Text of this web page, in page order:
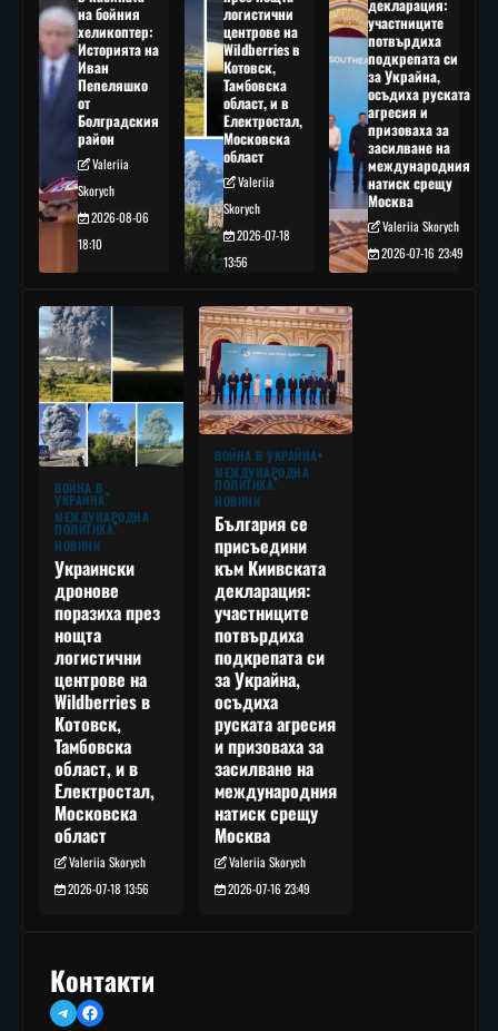
на бойния
хеликоптер:
Историята на
Иван
Пепеляшко
от
Болградския
район
Valeriia
Skorych
2026-08-06
18:10
логистични
центрове на
Wildberries в
Котовск,
Тамбовска
област, и в
Електростал,
Московска
област
Valeriia
Skorych
2026-07-18
13:56
декларация:
участниците
потвърдиха
подкрепата си
за Украйна,
осъдиха руската
агресия и
призоваха за
засилване на
международния
натиск срещу
Москва
Valeriia Skorych
2026-07-16 23:49
ВОЙНА В
УКРАЙНА
МЕЖДУНАРОДНА
ПОЛИТИКА
НОВИНИ
Украински
дронове
поразиха през
нощта
логистични
центрове на
Wildberries в
Котовск,
Тамбовска
област, и в
Електростал,
Московска
област
Valeriia Skorych
2026-07-18 13:56
ВОЙНА В УКРАЙНА
МЕЖДУНАРОДНА
ПОЛИТИКА
НОВИНИ
България се
присъедини
към Киивската
декларация:
участниците
потвърдиха
подкрепата си
за Украйна,
осъдиха
руската агресия
и призоваха за
засилване на
международния
натиск срещу
Москва
Valeriia Skorych
2026-07-16 23:49
Контакти
TelegramFacebook